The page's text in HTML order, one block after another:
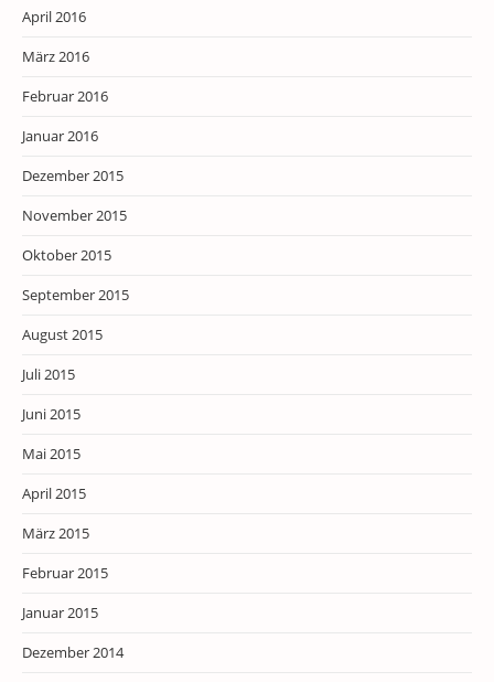
April 2016
März 2016
Februar 2016
Januar 2016
Dezember 2015
November 2015
Oktober 2015
September 2015
August 2015
Juli 2015
Juni 2015
Mai 2015
April 2015
März 2015
Februar 2015
Januar 2015
Dezember 2014